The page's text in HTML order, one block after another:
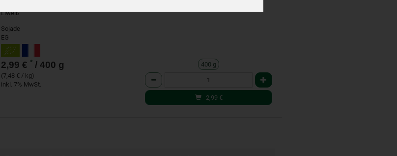
Eiweiß
Sojade
EG
2,99 € * / 400 g
(7,48 € / kg)
inkl. 7% MwSt.
400 g
Anzahl
2,99 €